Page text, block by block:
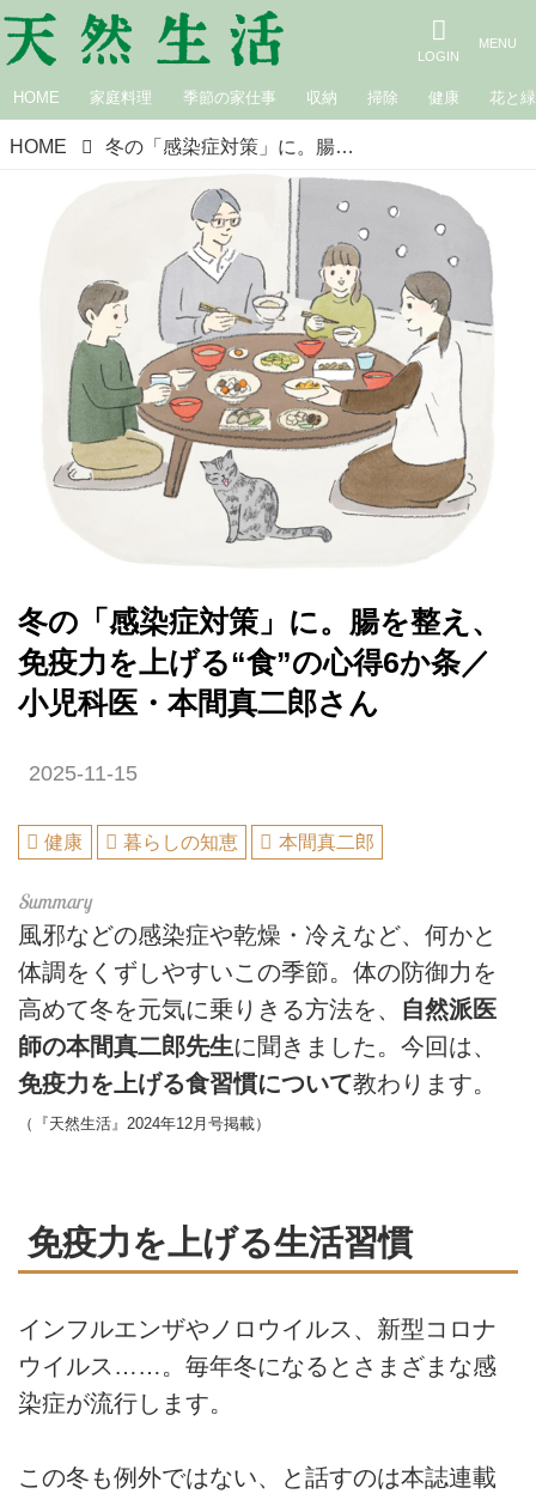
HOME 家庭料理 季節の家仕事 収納 掃除 健康 花と緑
HOME 冬の「感染症対策」に。腸を整え、免疫力を上げる“食”の心得6か条／小児科医・本間真二郎さん
冬の「感染症対策」に。腸を整え、
免疫力を上げる“食”の心得6か条／
小児科医・本間真二郎さん
2025-11-15
健康 暮らしの知恵 本間真二郎
風邪などの感染症や乾燥・冷えなど、何かと
体調をくずしやすいこの季節。体の防御力を
高めて冬を元気に乗りきる方法を、 自然派医
師の本間真二郎先生に聞きました。今回は、
免疫力を上げる食習慣について教わります。
（『天然生活』2024年12月号掲載）
免疫力を上げる生活習慣
インフルエンザやノロウイルス、新型コロナ
ウイルス……。毎年冬になるとさまざまな感
染症が流行します。
この冬も例外ではない、と話すのは本誌連載